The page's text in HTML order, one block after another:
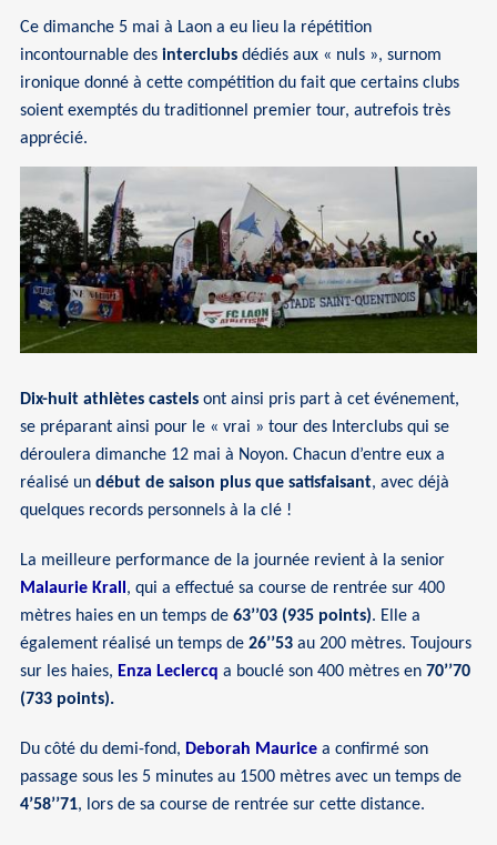
Ce dimanche 5 mai à Laon a eu lieu la répétition
incontournable desinterclubs dédiés aux « nuls », surnom
ironique donné à cette compétition du fait que certains clubs
soient exemptés du traditionnel premier tour, autrefois très
apprécié.
Dix-huit athlètes castels ont ainsi pris part à cet événement,
se préparant ainsi pour le « vrai » tour des Interclubs qui se
déroulera dimanche 12 mai à Noyon. Chacun d’entre eux a
réalisé undébut de saison plus que satisfaisant, avec déjà
quelques records personnels à la clé !
La meilleure performance de la journée revient à la senior
Malaurie Krall , qui a effectué sa course de rentrée sur 400
mètres haies en un temps de63’’03 (935 points). Elle a
également réalisé un temps de26’’53au 200 mètres. Toujours
sur les haies, Enza Leclercq a bouclé son 400 mètres en70’’70
(733 points).
Du côté du demi-fond, Deborah Maurice a confirmé son
passage sous les 5 minutes au 1500 mètres avec un temps de
4’58’’71, lors de sa course de rentrée sur cette distance.